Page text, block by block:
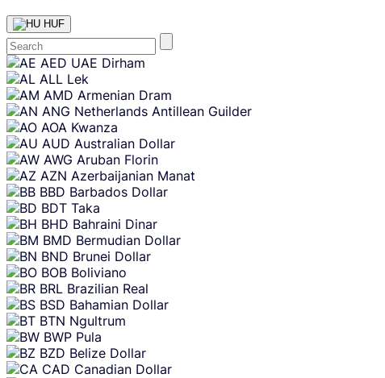
HUF
Skip
content
AED UAE Dirham
ALL Lek
AMD Armenian Dram
ANG Netherlands Antillean Guilder
AOA Kwanza
AUD Australian Dollar
AWG Aruban Florin
AZN Azerbaijanian Manat
BBD Barbados Dollar
BDT Taka
BHD Bahraini Dinar
BMD Bermudian Dollar
BND Brunei Dollar
BOB Boliviano
BRL Brazilian Real
BSD Bahamian Dollar
BTN Ngultrum
BWP Pula
BZD Belize Dollar
CAD Canadian Dollar